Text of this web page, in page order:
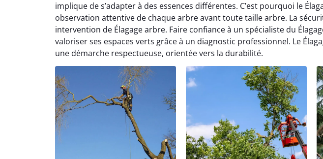
implique de s’adapter à des essences différentes. C’est pourquoi le
observation attentive de chaque arbre avant toute taille arbre. La
intervention de Élagage arbre. Faire confiance à un spécialiste du
valoriser ses espaces verts grâce à un diagnostic professionnel. Le
une démarche respectueuse, orientée vers la durabilité.